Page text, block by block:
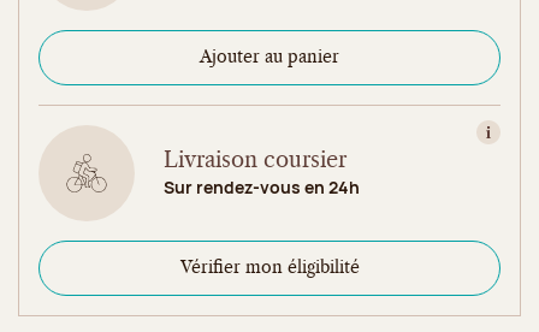
Ajouter au panier
Livraison coursier
Sur rendez-vous en 24h
Vérifier mon éligibilité